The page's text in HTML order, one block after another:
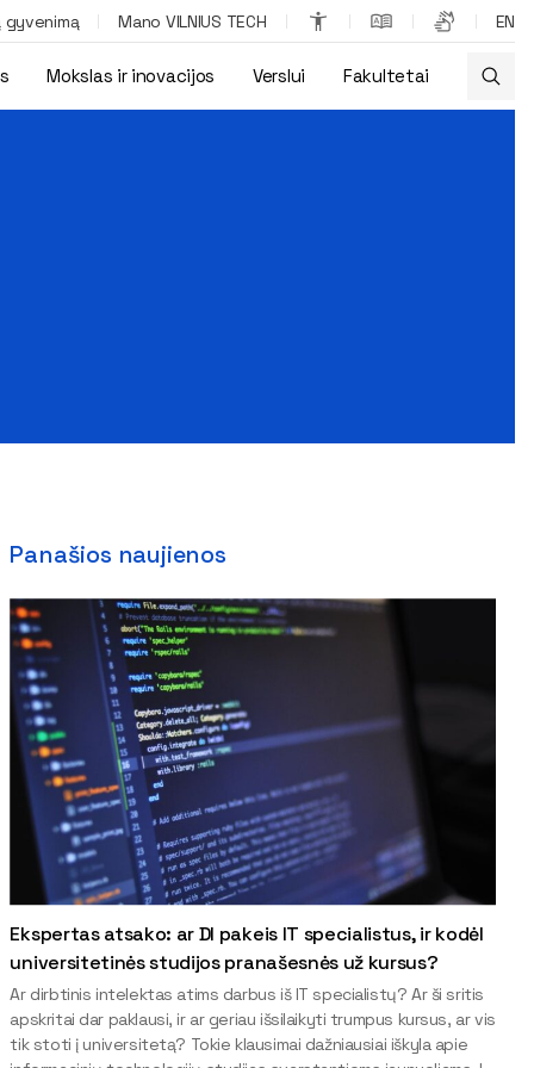
gyvenimą Mano VILNIUS TECH EN
Mokslas ir inovacijos Verslui Fakultetai
Panašios naujienos
Ekspertas atsako: ar DI pakeis IT specialistus, ir kodėl
universitetinės studijos pranašesnės už kursus?
Ar dirbtinis intelektas atims darbus iš IT specialistų? Ar ši sritis
apskritai dar paklausi, ir ar geriau išsilaikyti trumpus kursus, ar vis
tik stoti į universitetą? Tokie klausimai dažniausiai iškyla apie